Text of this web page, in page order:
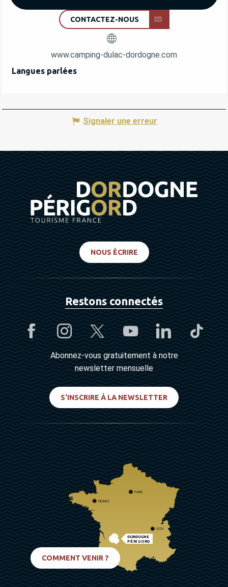
CONTACTEZ-NOUS
www.camping-dulac-dordogne.com
Langues parlées
Langues parlées
Signaler une erreur
NOUS ÉCRIRE
Restons connectés
Abonnez-vous gratuitement à notre
newsletter mensuelle
S'INSCRIRE À LA NEWSLETTER
DORDOGNE
PÉRIGORD
PARIS
RENNES
LYON
COMMENT VENIR ?